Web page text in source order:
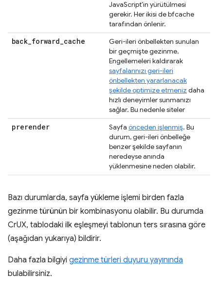
JavaScript'in yürütülmesi
gerekir. Her ikisi de bfcache
tarafından önlenir.
back_forward_cache
Geri-ileri önbellekten sunulan
bir geçmişte gezinme.
Engellemeleri kaldırarak
sayfalarınızı geri-ileri
önbellekten yararlanacak
şekilde optimize etmeniz daha
hızlı deneyimler sunmanızı
sağlar. Bu nedenle siteler
prerender Sayfa önceden işlenmiş. Bu
durum, geri-ileri önbelleğe
benzer şekilde sayfanın
neredeyse anında
yüklenmesine neden olabilir.
Bazı durumlarda, sayfa yükleme işlemi birden fazla
gezinme türünün bir kombinasyonu olabilir. Bu durumda
CrUX, tablodaki ilk eşleşmeyi tablonun ters sırasına göre
(aşağıdan yukarıya) bildirir.
Daha fazla bilgiyi gezinme türleri duyuru yayınında
bulabilirsiniz.